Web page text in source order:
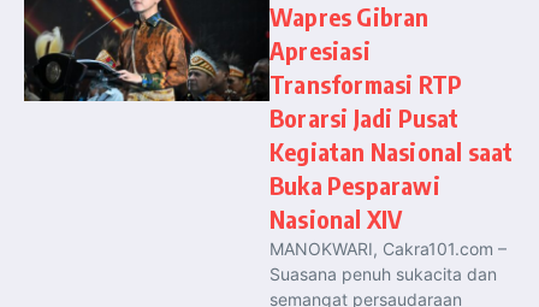
Wapres Gibran
Apresiasi
Transformasi RTP
Borarsi Jadi Pusat
Kegiatan Nasional saat
Buka Pesparawi
Nasional XIV
MANOKWARI, Cakra101.com –
Suasana penuh sukacita dan
semangat persaudaraan